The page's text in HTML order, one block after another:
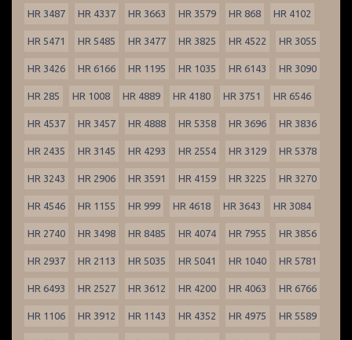
HR 3487 HR 4337 HR 3663 HR 3579 HR 868 HR 4102
HR 5471 HR 5485 HR 3477 HR 3825 HR 4522 HR 3055
HR 3426 HR 6166 HR 1195 HR 1035 HR 6143 HR 3090
HR 285 HR 1008 HR 4889 HR 4180 HR 3751 HR 6546
HR 4537 HR 3457 HR 4888 HR 5358 HR 3696 HR 3836
HR 2435 HR 3145 HR 4293 HR 2554 HR 3129 HR 5378
HR 3243 HR 2906 HR 3591 HR 4159 HR 3225 HR 3270
HR 4546 HR 1155 HR 999 HR 4618 HR 3643 HR 3084
HR 2740 HR 3498 HR 8485 HR 4074 HR 7955 HR 3856
HR 2937 HR 2113 HR 5035 HR 5041 HR 1040 HR 5781
HR 6493 HR 2527 HR 3612 HR 4200 HR 4063 HR 6766
HR 1106 HR 3912 HR 1143 HR 4352 HR 4975 HR 5589